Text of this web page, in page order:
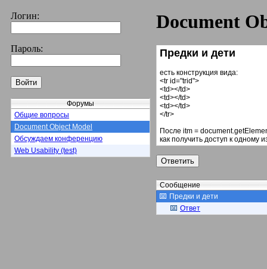
Логин:
Пароль:
Форумы
Общие вопросы
Document Object Model
Обсуждаем конференцию
Web Usability (test)
Document
Предки и дети
есть конструкция вида:
<tr id="trid">
<td></td>
<td></td>
<td></td>
</tr>
После itm =
как получить доступ к одному
Сообщение
Предки и дети
Ответ